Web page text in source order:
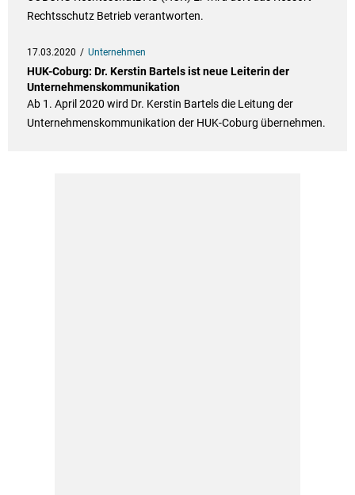
Rechtsschutz Betrieb verantworten.
17.03.2020 Unternehmen
HUK-Coburg: Dr. Kerstin Bartels ist neue Leiterin der
Unternehmenskommunikation
Ab 1. April 2020 wird Dr. Kerstin Bartels die Leitung der
Unternehmenskommunikation der HUK-Coburg übernehmen.